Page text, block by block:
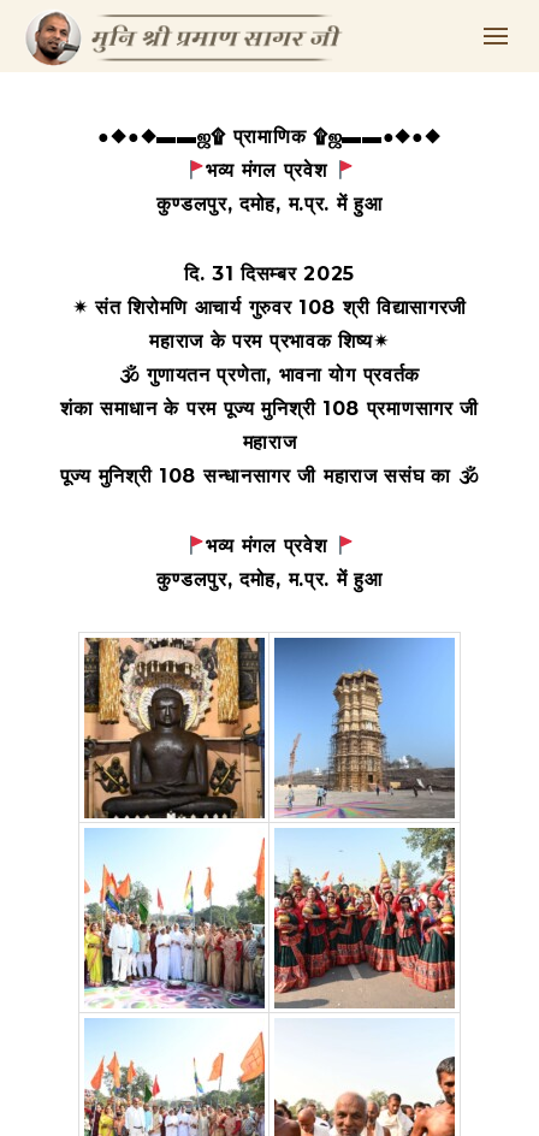
●◆●◆▬▬ஜ۩ प्रामाणिक ۩ஜ▬▬●◆●◆
भव्य मंगल प्रवेश
कुण्डलपुर, दमोह, म.प्र. में हुआ
दि. 31 दिसम्बर 2025
✴ संत शिरोमणि आचार्य गुरुवर 108 श्री विद्यासागरजी
महाराज के परम प्रभावक शिष्य✴
🕉 गुणायतन प्रणेता, भावना योग प्रवर्तक
शंका समाधान के परम पूज्य मुनिश्री 108 प्रमाणसागर जी
महाराज
पूज्य मुनिश्री 108 सन्धानसागर जी महाराज ससंघ का 🕉
भव्य मंगल प्रवेश
कुण्डलपुर, दमोह, म.प्र. में हुआ